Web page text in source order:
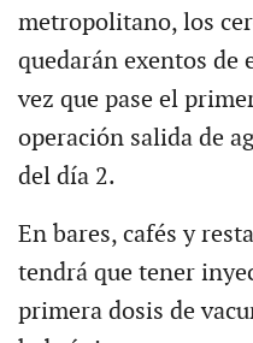
metropolitano, los
quedarán exentos de
vez que pase el
operación salida de
del día 2.
En bares, cafés y
tendrá que tener
primera dosis de